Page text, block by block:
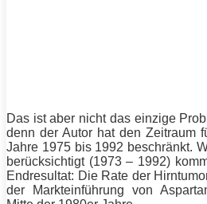
Das ist aber nicht das einzige
denn der Autor hat den Zeitraum
Jahre 1975 bis 1992 beschränkt.
berücksichtigt (1973 – 1992)
Endresultat: Die Rate der
der Markteinführung von